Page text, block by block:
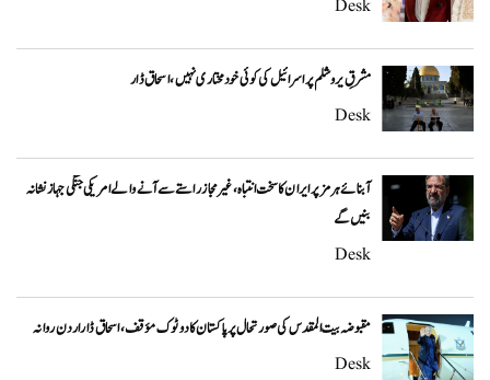
Desk
مشرقِ یروشلم پر اسرائیل کی کوئی خودمختاری نہیں، اسحاق ڈار
Desk
آبنائے ہرمز پر ایران کا سخت انتباہ، غیر مجاز راستے سے آنے والے امریکی جنگی جہاز نشانہ
بنیں گے
Desk
مقبوضہ بیت المقدس کی صورتحال پر پاکستان کا دوٹوک مؤقف، اسحاق ڈار اردن روانہ
Desk